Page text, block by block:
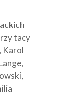
tacy
Karol